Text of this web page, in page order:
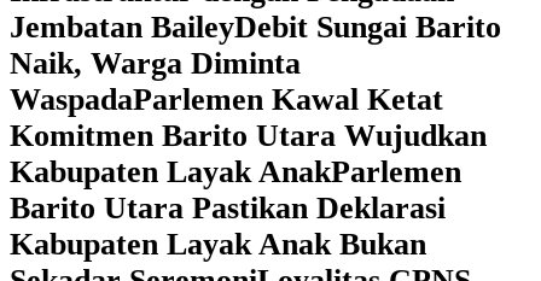
Jembatan BaileyDebit Sungai Barito
Naik, Warga Diminta
WaspadaParlemen Kawal Ketat
Komitmen Barito Utara Wujudkan
Kabupaten Layak AnakParlemen
Barito Utara Pastikan Deklarasi
Kabupaten Layak Anak Bukan